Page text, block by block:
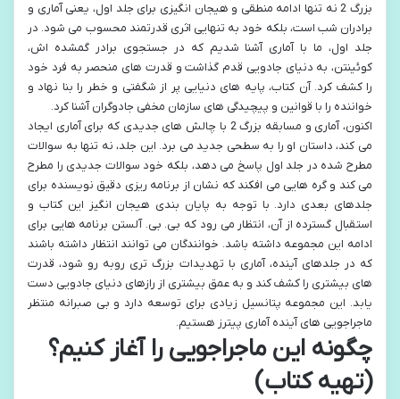
بزرگ 2 نه تنها ادامه منطقی و هیجان انگیزی برای جلد اول، یعنی آماری و
برادران شب است، بلکه خود به تنهایی اثری قدرتمند محسوب می شود. در
جلد اول، ما با آماری آشنا شدیم که در جستجوی برادر گمشده اش،
کوئینتن، به دنیای جادویی قدم گذاشت و قدرت های منحصر به فرد خود
را کشف کرد. آن کتاب، پایه های دنیایی پر از شگفتی و خطر را بنا نهاد و
خواننده را با قوانین و پیچیدگی های سازمان مخفی جادوگران آشنا کرد.
اکنون، آماری و مسابقه بزرگ 2 با چالش های جدیدی که برای آماری ایجاد
می کند، داستان او را به سطحی جدید می برد. این جلد، نه تنها به سوالات
مطرح شده در جلد اول پاسخ می دهد، بلکه خود سوالات جدیدی را مطرح
می کند و گره هایی می افکند که نشان از برنامه ریزی دقیق نویسنده برای
جلدهای بعدی دارد. با توجه به پایان بندی هیجان انگیز این کتاب و
استقبال گسترده از آن، انتظار می رود که بی. بی. آلستن برنامه هایی برای
ادامه این مجموعه داشته باشد. خوانندگان می توانند انتظار داشته باشند
که در جلدهای آینده، آماری با تهدیدات بزرگ تری روبه رو شود، قدرت
های بیشتری را کشف کند و به عمق بیشتری از رازهای دنیای جادویی دست
یابد. این مجموعه پتانسیل زیادی برای توسعه دارد و بی صبرانه منتظر
ماجراجویی های آینده آماری پیترز هستیم.
چگونه این ماجراجویی را آغاز کنیم؟
(تهیه کتاب)